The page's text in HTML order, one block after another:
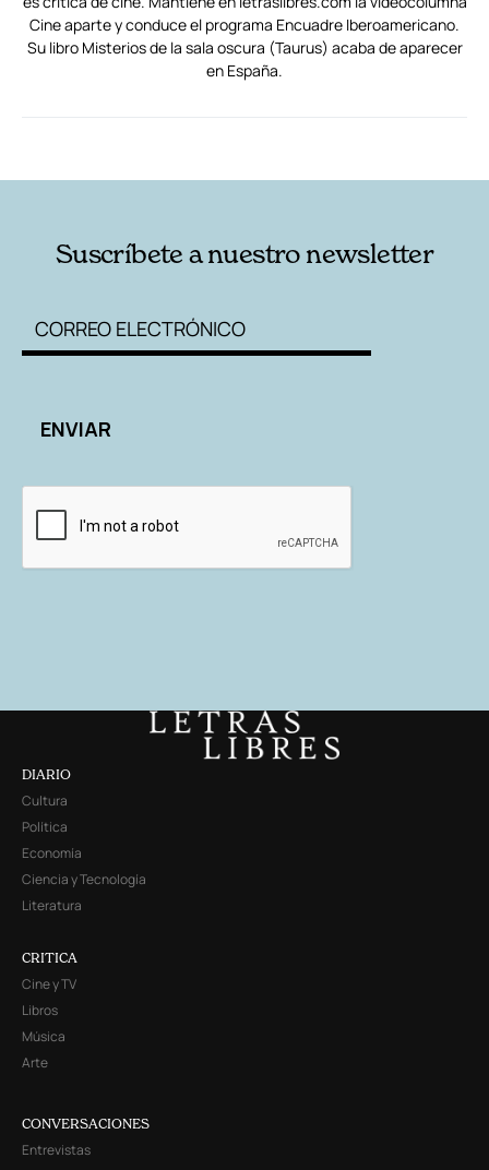
Cine aparte y conduce el programa Encuadre Iberoamericano.
Su libro Misterios de la sala oscura (Taurus) acaba de aparecer
en España.
Suscríbete a nuestro newsletter
DIARIO
Cultura
Política
Economía
Ciencia y Tecnología
Literatura
CRITICA
Cine y TV
Libros
Música
Arte
CONVERSACIONES
Entrevistas